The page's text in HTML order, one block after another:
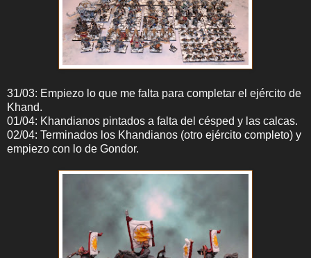
31/03: Empiezo lo que me falta para completar el ejército de
Khand.
01/04: Khandianos pintados a falta del césped y las calcas.
02/04: Terminados los Khandianos (otro ejército completo) y
empiezo con lo de Gondor.